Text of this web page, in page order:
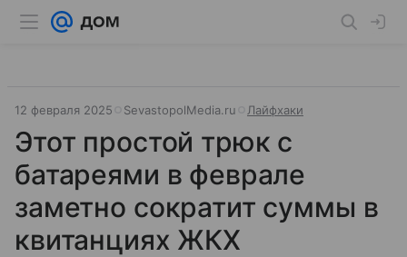
12 февраля 2025 SevastopolMedia.ru Лайфхаки
Этот простой трюк с
батареями в феврале
заметно сократит суммы в
квитанциях ЖКХ